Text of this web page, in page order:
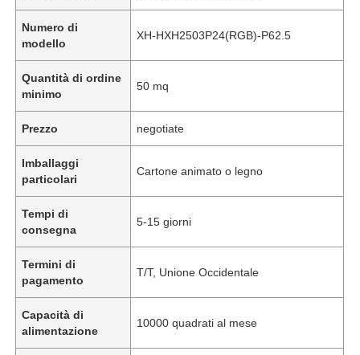
Numero di
modello
XH-HXH2503P24(RGB)-P62.5
Quantità di ordine
minimo
50 mq
Prezzo negotiate
Imballaggi
particolari
Cartone animato o legno
Tempi di
consegna
5-15 giorni
Termini di
pagamento
T/T, Unione Occidentale
Capacità di
alimentazione
10000 quadrati al mese